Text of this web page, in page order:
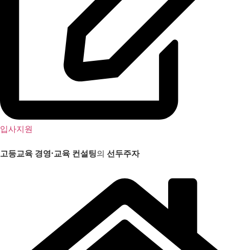
입사지원
고등교육 경영·교육 컨설팅의 선두주자